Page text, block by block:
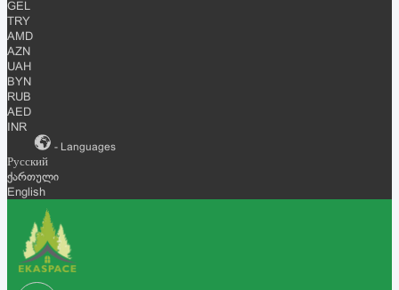
GEL
TRY
AMD
AZN
UAH
BYN
RUB
AED
INR
- Languages
Русский
ქართული
English